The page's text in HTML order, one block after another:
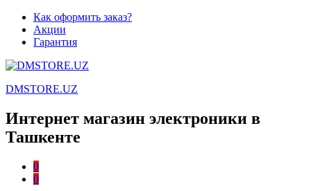
Как оформить заказ?
Акции
Гарантия
DMSTORE.UZ
Интернет магазин электроники в
Ташкенте
0
0